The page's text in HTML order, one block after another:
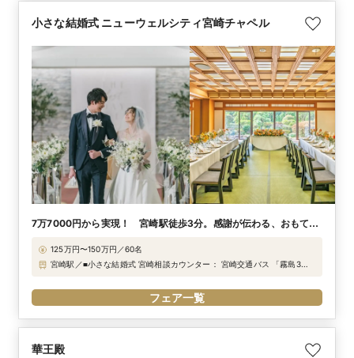
小さな結婚式 ニューウェルシティ宮崎チャペル
7万7000円から実現！ 宮崎駅徒歩3分。感謝が伝わる、おもてな
125万円〜150万円／60名
宮崎駅／■小さな結婚式 宮崎相談カウンター： 宮崎交通バス 「霧島3丁
フェア一覧
華王殿